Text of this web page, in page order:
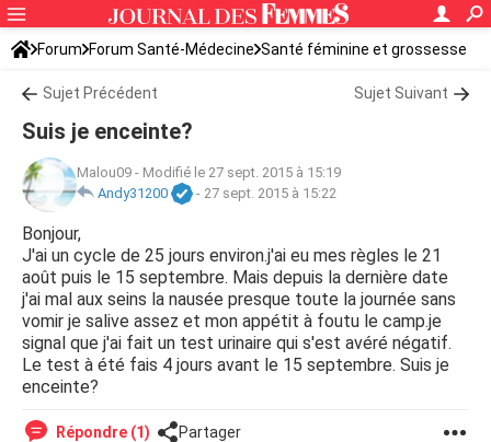
Forum Forum Santé-Médecine Santé féminine et grossesse
Sujet Précédent Sujet Suivant
Suis je enceinte?
Malou09 - Modifié le 27 sept. 2015 à 15:19
Andy31200
- 27 sept. 2015 à 15:22
Bonjour,
J'ai un cycle de 25 jours environ.j'ai eu mes règles le 21
août puis le 15 septembre. Mais depuis la dernière date
j'ai mal aux seins la nausée presque toute la journée sans
vomir je salive assez et mon appétit à foutu le camp.je
signal que j'ai fait un test urinaire qui s'est avéré négatif.
Le test à été fais 4 jours avant le 15 septembre. Suis je
enceinte?
Répondre (1) Partager